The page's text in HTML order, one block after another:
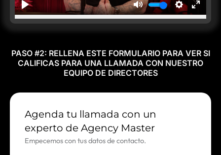
PASO #2: RELLENA ESTE FORMULARIO PARA VER SI
CALIFICAS PARA UNA LLAMADA CON NUESTRO
EQUIPO DE DIRECTORES
Agenda tu llamada con un
experto de Agency Master
Empecemos con tus datos de contacto.